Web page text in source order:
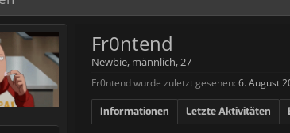
Fr0ntend
Newbie, männlich, 27
Fr0ntend wurde zuletzt gesehen: 6. August
Informationen Letzte Aktivitäten